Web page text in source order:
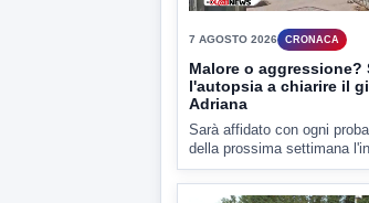
7 AGOSTO 2026 CRONACA
Malore o aggressione?
l'autopsia a chiarire il
Adriana
Sarà affidato con ogni
della prossima settimana